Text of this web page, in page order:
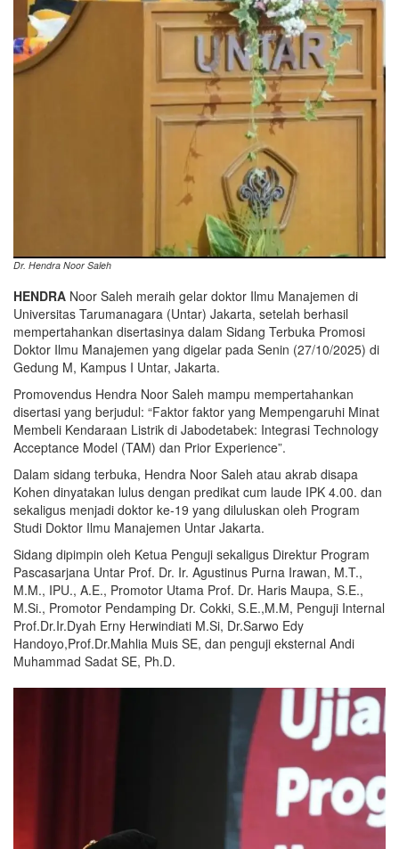
Dr. Hendra Noor Saleh
HENDRA Noor Saleh meraih gelar doktor Ilmu Manajemen di
Universitas Tarumanagara (Untar) Jakarta, setelah berhasil
mempertahankan disertasinya dalam Sidang Terbuka Promosi
Doktor Ilmu Manajemen yang digelar pada Senin (27/10/2025) di
Gedung M, Kampus I Untar, Jakarta.
Promovendus Hendra Noor Saleh mampu mempertahankan
disertasi yang berjudul: “Faktor faktor yang Mempengaruhi Minat
Membeli Kendaraan Listrik di Jabodetabek: Integrasi Technology
Acceptance Model (TAM) dan Prior Experience”.
Dalam sidang terbuka, Hendra Noor Saleh atau akrab disapa
Kohen dinyatakan lulus dengan predikat cum laude IPK 4.00. dan
sekaligus menjadi doktor ke-19 yang diluluskan oleh Program
Studi Doktor Ilmu Manajemen Untar Jakarta.
Sidang dipimpin oleh Ketua Penguji sekaligus Direktur Program
Pascasarjana Untar Prof. Dr. Ir. Agustinus Purna Irawan, M.T.,
M.M., IPU., A.E., Promotor Utama Prof. Dr. Haris Maupa, S.E.,
M.Si., Promotor Pendamping Dr. Cokki, S.E.,M.M, Penguji Internal
Prof.Dr.Ir.Dyah Erny Herwindiati M.Si, Dr.Sarwo Edy
Handoyo,Prof.Dr.Mahlia Muis SE, dan penguji eksternal Andi
Muhammad Sadat SE, Ph.D.